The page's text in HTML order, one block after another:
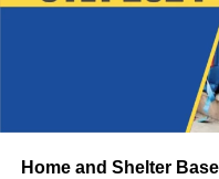
Step:2 अब वेबसाइट पर
Step:3 अब आपको एप्लीकेशन
लॉगिन करना होगा इसके बाद
जाएगी।
Home and Shelter